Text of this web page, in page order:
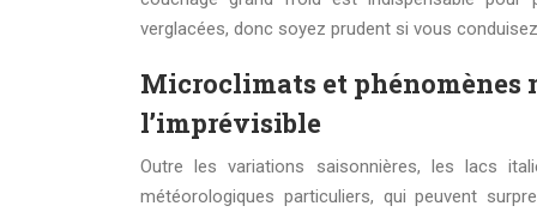
verglacées, donc soyez prudent si vous
Microclimats et
l’imprévisible
Outre les variations saisonnières, les lacs
météorologiques particuliers, qui peuvent